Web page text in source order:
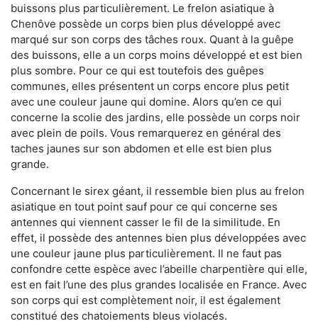
buissons plus particulièrement. Le frelon asiatique à
Chenôve possède un corps bien plus développé avec
marqué sur son corps des tâches roux. Quant à la guêpe
des buissons, elle a un corps moins développé et est bien
plus sombre. Pour ce qui est toutefois des guêpes
communes, elles présentent un corps encore plus petit
avec une couleur jaune qui domine. Alors qu’en ce qui
concerne la scolie des jardins, elle possède un corps noir
avec plein de poils. Vous remarquerez en général des
taches jaunes sur son abdomen et elle est bien plus
grande.
Concernant le sirex géant, il ressemble bien plus au frelon
asiatique en tout point sauf pour ce qui concerne ses
antennes qui viennent casser le fil de la similitude. En
effet, il possède des antennes bien plus développées avec
une couleur jaune plus particulièrement. Il ne faut pas
confondre cette espèce avec l’abeille charpentière qui elle,
est en fait l’une des plus grandes localisée en France. Avec
son corps qui est complètement noir, il est également
constitué des chatoiements bleus violacés.